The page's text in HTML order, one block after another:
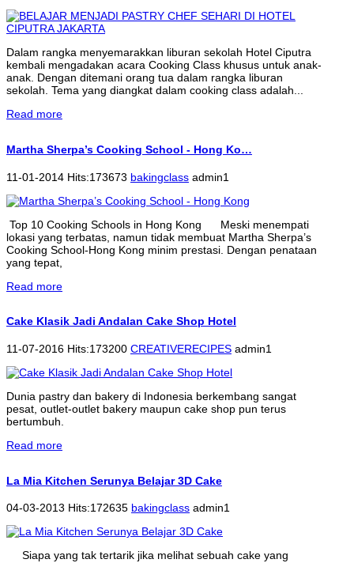
Dalam rangka menyemarakkan liburan sekolah Hotel Ciputra
kembali mengadakan acara Cooking Class khusus untuk anak-
anak. Dengan ditemani orang tua dalam rangka liburan
sekolah. Tema yang diangkat dalam cooking class adalah...
Read more
Martha Sherpa’s Cooking School - Hong Ko…
11-01-2014 Hits:173673 bakingclass admin1
Top 10 Cooking Schools in Hong Kong Meski menempati
lokasi yang terbatas, namun tidak membuat Martha Sherpa’s
Cooking School-Hong Kong minim prestasi. Dengan penataan
yang tepat,
Read more
Cake Klasik Jadi Andalan Cake Shop Hotel
11-07-2016 Hits:173200 CREATIVERECIPES admin1
Dunia pastry dan bakery di Indonesia berkembang sangat
pesat, outlet-outlet bakery maupun cake shop pun terus
bertumbuh.
Read more
La Mia Kitchen Serunya Belajar 3D Cake
04-03-2013 Hits:172635 bakingclass admin1
Siapa yang tak tertarik jika melihat sebuah cake yang